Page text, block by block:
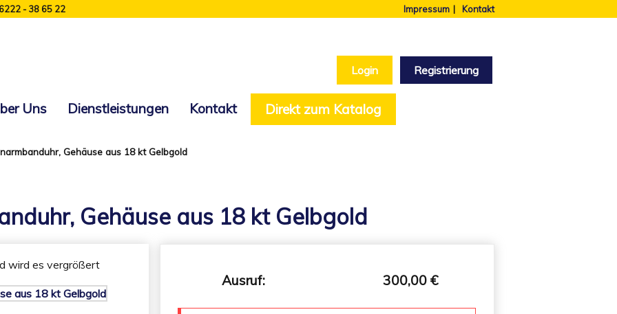
- 38 65 22 Kontakt
Impressum
Login Registrierung
Uns Dienstleistungen Kontakt Direkt zum Katalog
Gehäuse aus 18 kt Gelbgold
Gehäuse aus 18 kt Gelbgold
wird es vergrößert
Ausruf: 300,00 €